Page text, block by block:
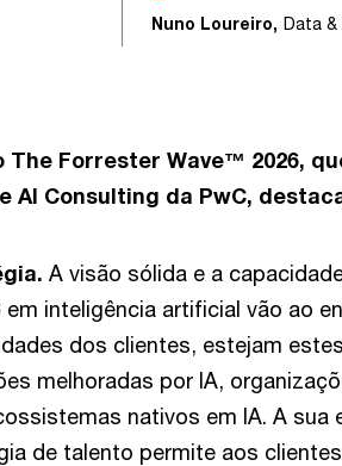
Nuno Loureiro, Data &
The Forrester Wave™ 2026,
AI Consulting da PwC,
A visão sólida e a
em inteligência artificial vão ao
dos clientes, estejam
melhoradas por IA,
nativos em IA. A sua
de talento permite aos